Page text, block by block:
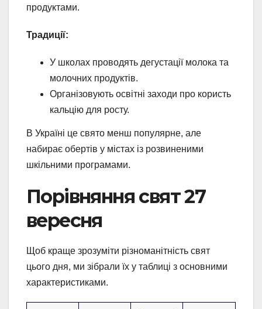
продуктами.
Традиції:
У школах проводять дегустації молока та
молочних продуктів.
Організовують освітні заходи про користь
кальцію для росту.
В Україні це свято менш популярне, але
набирає обертів у містах із розвиненими
шкільними програмами.
Порівняння свят 27
вересня
Щоб краще зрозуміти різноманітність свят
цього дня, ми зібрали їх у таблиці з основними
характеристиками.